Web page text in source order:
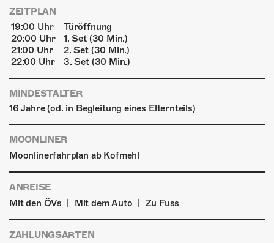
ZEITPLAN
19:00 Uhr
Türöffnung
20:00 Uhr
1. Set (30 Min.)
21:00 Uhr
2. Set (30 Min.)
22:00 Uhr
3. Set (30 Min.)
MINDESTALTER
16 Jahre (od. in Begleitung eines Elternteils)
MOONLINER
Moonlinerfahrplan ab Kofmehl
ANREISE
Mit den ÖVs
Mit dem Auto Zu Fuss
ZAHLUNGSARTEN